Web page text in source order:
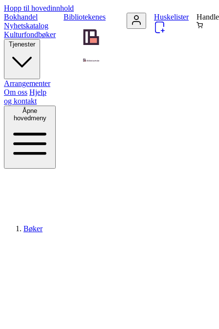
Hopp til hovedinnhold
Bibliotekenes
Bokhandel
Nyhetskatalog
Kulturfondbøker
Tjenester
Arrangementer
Om oss Hjelp
og kontakt
Åpne
hovedmeny
Huskelister
Bøker